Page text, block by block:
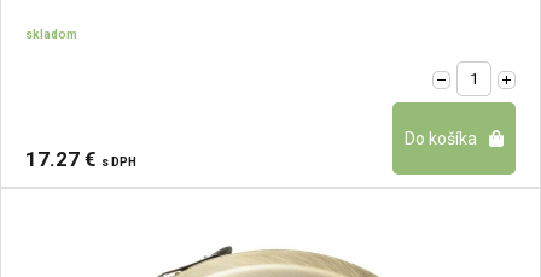
skladom
17.27 € s DPH